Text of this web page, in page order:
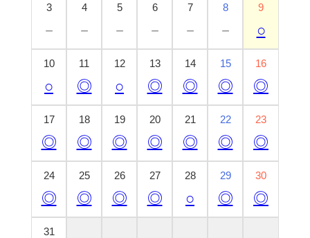
3
－
4
－
5
－
6
－
7
－
8
－
9
○
10
○
11
◎
12
○
13
◎
14
◎
15
◎
16
◎
17
◎
18
◎
19
◎
20
◎
21
◎
22
◎
23
◎
24
◎
25
◎
26
◎
27
◎
28
○
29
◎
30
◎
31